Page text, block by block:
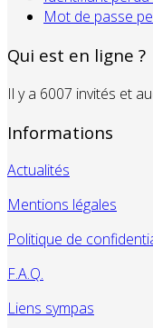
Mot de passe
Qui est en ligne ?
Il y a 6007 invités et
Informations
Actualités
Mentions légales
Politique de
F.A.Q.
Liens sympas